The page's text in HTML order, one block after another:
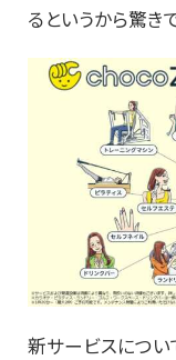
るというから驚き
新サービスについ